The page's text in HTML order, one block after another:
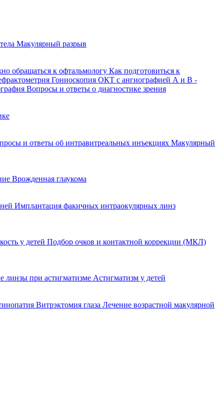
Макулярный разрыв
обращаться к офтальмологу Как подготовиться к
Гониоскопия ОКТ с ангиографией А и В -
Вопросы и ответы о диагностике зрения
и ответы об интравитреальных инъекциях Макулярный
Врожденная глаукома
Имплантация факичных интраокулярных линз
у детей Подбор очков и контактной коррекции (МКЛ)
линзы при астигматизме Астигматизм у детей
Витрэктомия глаза Лечение возрастной макулярной